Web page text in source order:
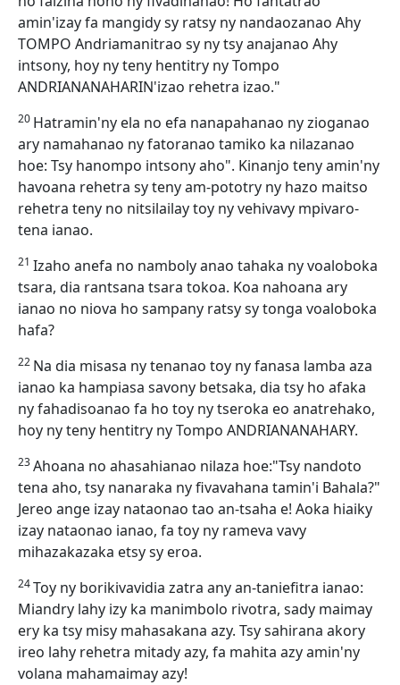
amin'izay fa mangidy sy ratsy ny nandaozanao Ahy
TOMPO Andriamanitrao sy ny tsy anajanao Ahy
intsony, hoy ny teny hentitry ny Tompo
ANDRIANANAHARIN'izao rehetra izao."
20 Hatramin'ny ela no efa nanapahanao ny zioganao
ary namahanao ny fatoranao tamiko ka nilazanao
hoe: Tsy hanompo intsony aho". Kinanjo teny amin'ny
havoana rehetra sy teny am-pototry ny hazo maitso
rehetra teny no nitsilailay toy ny vehivavy mpivaro-
tena ianao.
21 Izaho anefa no namboly anao tahaka ny voaloboka
tsara, dia rantsana tsara tokoa. Koa nahoana ary
ianao no niova ho sampany ratsy sy tonga voaloboka
hafa?
22 Na dia misasa ny tenanao toy ny fanasa lamba aza
ianao ka hampiasa savony betsaka, dia tsy ho afaka
ny fahadisoanao fa ho toy ny tseroka eo anatrehako,
hoy ny teny hentitry ny Tompo ANDRIANANAHARY.
23Ahoana no ahasahianao nilaza hoe:"Tsy nandoto
tena aho, tsy nanaraka ny fivavahana tamin'i Bahala?"
Jereo ange izay nataonao tao an-tsaha e! Aoka hiaiky
izay nataonao ianao, fa toy ny rameva vavy
mihazakazaka etsy sy eroa.
24Toy ny borikivavidia zatra any an-taniefitra ianao:
Miandry lahy izy ka manimbolo rivotra, sady maimay
ery ka tsy misy mahasakana azy. Tsy sahirana akory
ireo lahy rehetra mitady azy, fa mahita azy amin'ny
volana mahamaimay azy!